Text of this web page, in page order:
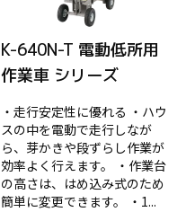
K-640N-T 電動低所用
作業車 シリーズ
・走行安定性に優れる ・ハウ
スの中を電動で走行しなが
ら、芽かきや段ずらし作業が
効率よく行えます。 ・作業台
の高さは、はめ込み式のため
簡単に変更できます。 ・1...